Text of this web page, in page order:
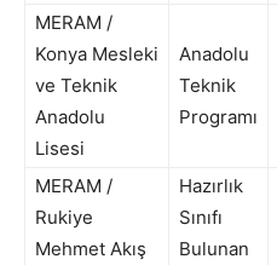
MERAM /
Konya Mesleki
ve Teknik
Anadolu
Lisesi
Anadolu
Teknik
Programı
MERAM /
Rukiye
Mehmet Akış
Hazırlık
Sınıfı
Bulunan